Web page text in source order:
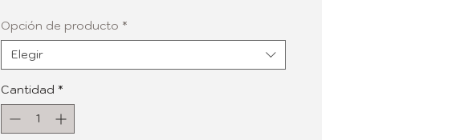
Opción de producto *
Elegir
Cantidad *